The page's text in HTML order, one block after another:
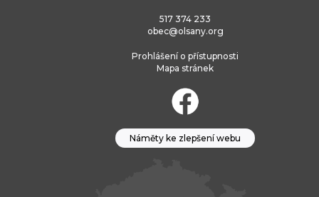
517 374 233
obec@olsany.org
Prohlášení o přístupnosti
Mapa stránek
Náměty ke zlepšení webu